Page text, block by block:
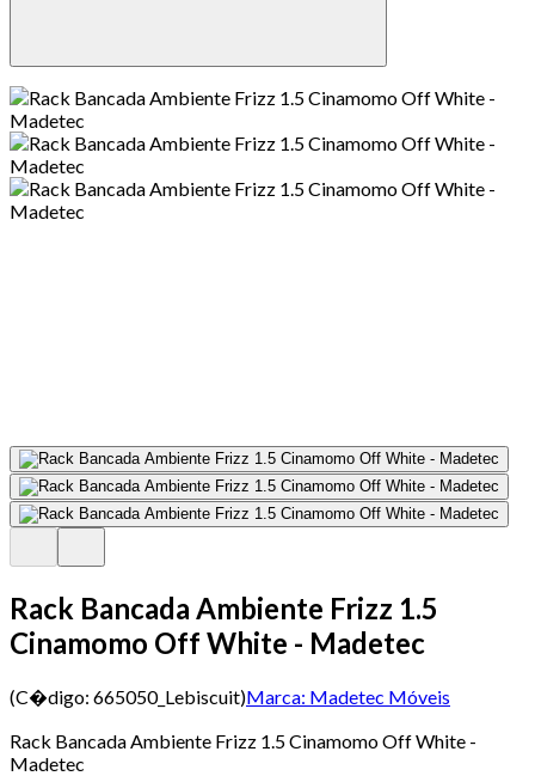
Rack Bancada Ambiente Frizz 1.5
Cinamomo Off White - Madetec
(C�digo: 665050_Lebiscuit)Marca: Madetec Móveis
Rack Bancada Ambiente Frizz 1.5 Cinamomo Off White -
Madetec